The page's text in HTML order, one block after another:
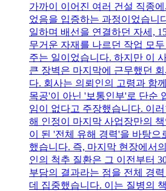
가까이 이어진 여러 건설 직종
었음을 입증하는 과정이었습니
일하며 배선을 연결하던 자세,
무거운 자재를 나르던 작업 모
주는 일이었습니다. 하지만 이
큰 장벽은 마지막에 근무했던
다. 회사는 의뢰인의 고령과 함
목공'이 아닌 '보통인부'로 단순
임이 없다고 주장했습니다. 이
해 인정이 마지막 사업장만의
이 된 '전체 유해 경력'을 바탕으
했습니다. 즉, 마지막 현장에서
인의 척추 질환은 그 이전부터
부담의 결과라는 점을 전체 경
데 집중했습니다. 이는 질병의